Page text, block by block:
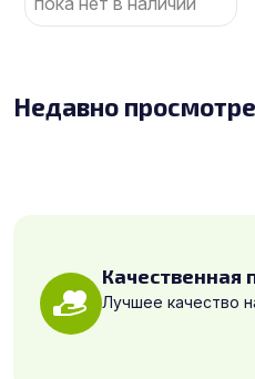
Недавно
Качественная
Лучшее качество